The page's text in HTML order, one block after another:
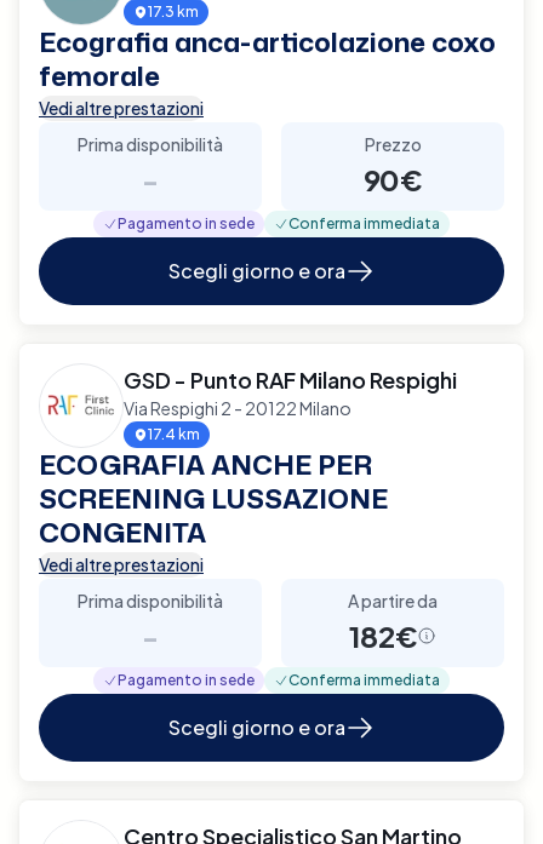
17.3 km
Ecografia anca-articolazione coxo
femorale
Vedi altre prestazioni
Prima disponibilità
-
Prezzo
90€
Pagamento in sede Conferma immediata
Scegli giorno e ora
GSD - Punto RAF Milano Respighi
Via Respighi 2 - 20122 Milano
17.4 km
ECOGRAFIA ANCHE PER
SCREENING LUSSAZIONE
CONGENITA
Vedi altre prestazioni
Prima disponibilità
-
A partire da
182€
Pagamento in sede Conferma immediata
Scegli giorno e ora
Centro Specialistico San Martino